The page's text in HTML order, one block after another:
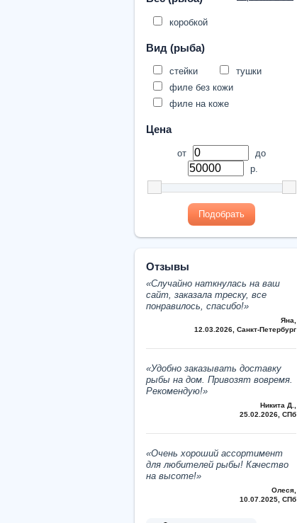
коробкой
Вид (рыба)
стейки
тушки
филе без кожи
филе на коже
Цена
от
до
р.
Подобрать
Отзывы
«Cлучайно наткнулась на ваш
сайт, заказала треску, все
понравилось, спасибо!»
Яна,
12.03.2026, Санкт-Петербург
«Удобно заказывать доставку
рыбы на дом. Привозят вовремя.
Рекомендую!»
Никита Д.,
25.02.2026, СПб
«Очень хороший ассортимент
для любителей рыбы! Качество
на высоте!»
Олеся,
10.07.2025, СПб